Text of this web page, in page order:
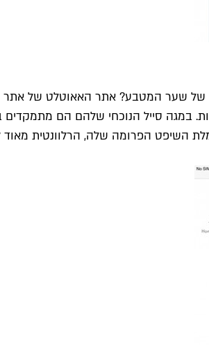
שער המטבע? אתר האאוטלט של אתר
במגה סייל הנוכחי שלהם הם